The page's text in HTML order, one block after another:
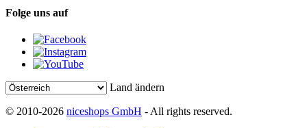
Folge uns auf
Land ändern
© 2010-2026 niceshops GmbH - All rights reserved.